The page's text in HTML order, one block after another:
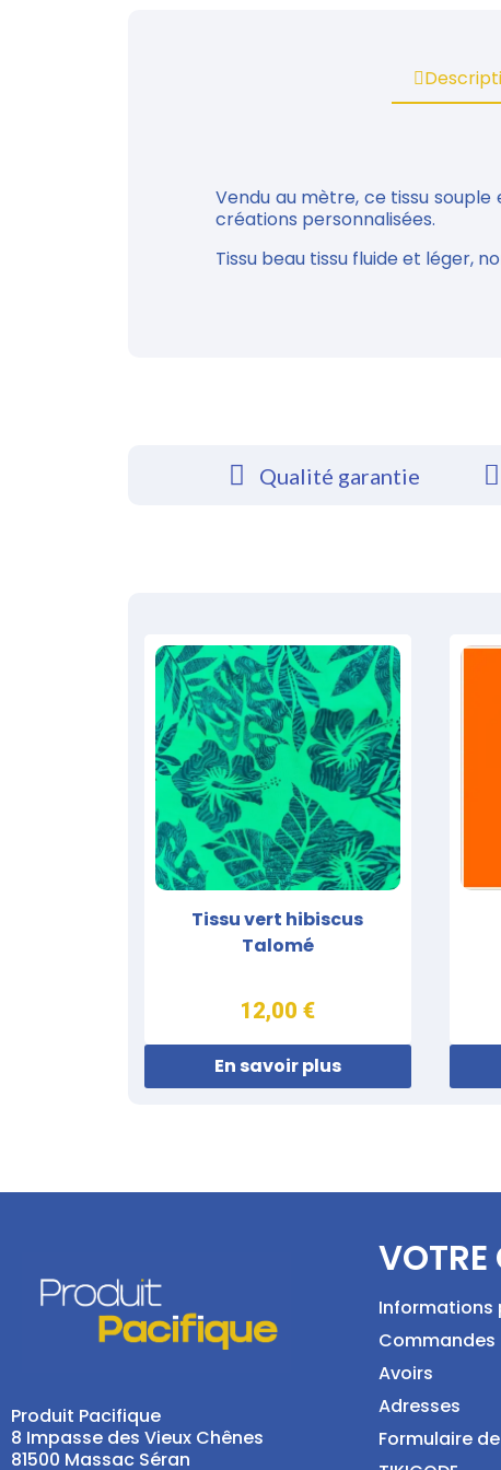
Vendu au mètre, ce tissu
créations personnalisées.
Tissu beau tissu fluide et léger,
Qualité garantie
Tissu vert hibiscus
Talomé
12,00 €
En savoir plus
Produit Pacifique
8 Impasse des Vieux Chênes
81500 Massac Séran
VOTRE
Informations
Commandes
Avoirs
Adresses
Formulaire